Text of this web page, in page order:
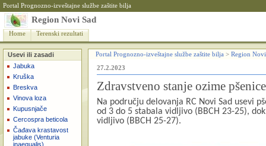
Portal Prognozno-izveštajne službe zaštite bilja
Region Novi Sad
Home Terenski rezultati
Usevi ili zasadi
Jabuka
Kruška
Breskva
Vinova loza
Kupusnjače
Cercospra beticola
Čađava krastavost
jabuke (Venturia
inaequalis)
Portal Prognozno-izveštajne službe zaštite bilja > Region
27.2.2023
Zdravstveno stanje ozime
Na području delovanja RC Novi Sad usevi
od 3 do 5 stabala vidljivo (BBCH 23-25),
vidljivo (BBCH 25-27).